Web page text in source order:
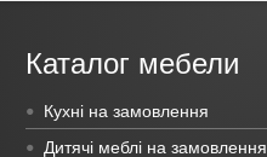
Каталог мебели
Кухні на замовлення
Дитячі меблі на замовлення